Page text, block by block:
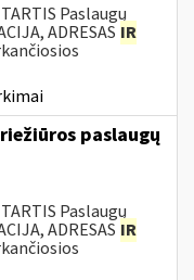
Paslaugų
ADRESAS IR
paslaugų
Paslaugų
ADRESAS IR